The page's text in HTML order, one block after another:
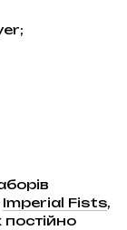
Imperial Fists,